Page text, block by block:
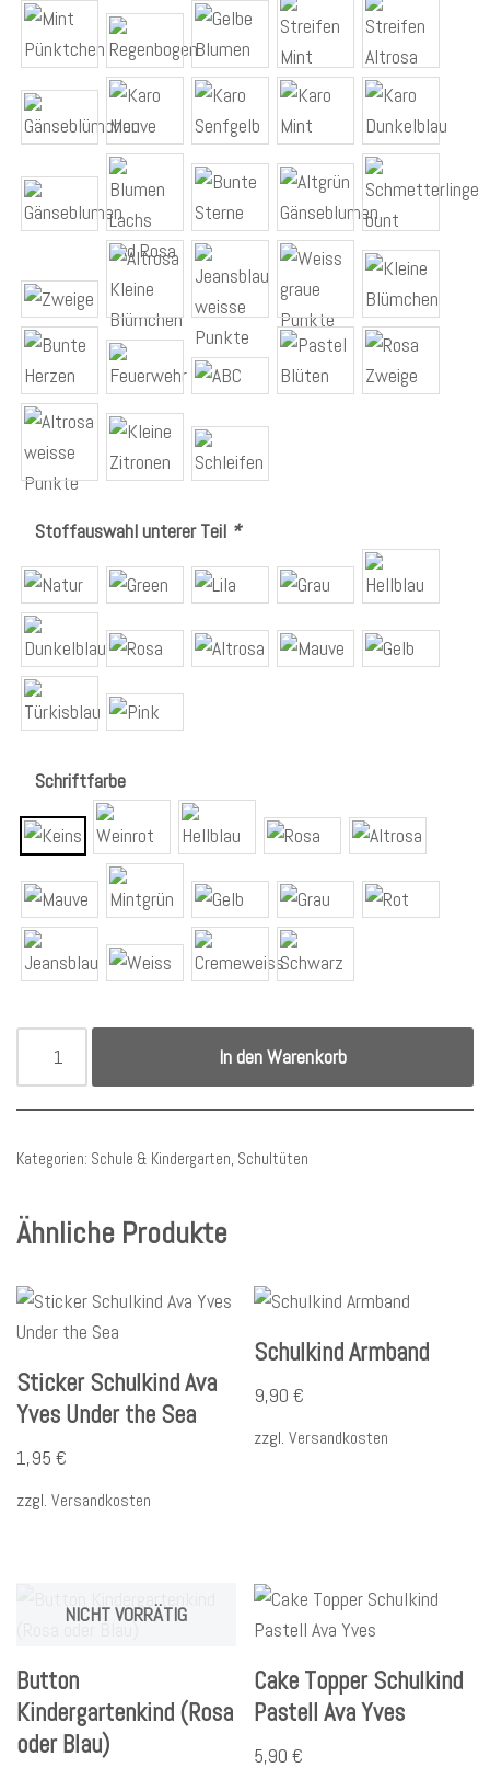
Stoffauswahl unterer Teil *
Schriftfarbe
In den Warenkorb
Kategorien: Schule & Kindergarten Schultüten
Ähnliche Produkte
Sticker Schulkind Ava
Yves Under the Sea
1,95 €
zzgl. Versandkosten
Schulkind Armband
9,90€
zzgl.Versandkosten
NICHT VORRÄTIG
Button
Kindergartenkind (Rosa
oder Blau)
Cake Topper Schulkind
Pastell Ava Yves
5,90€